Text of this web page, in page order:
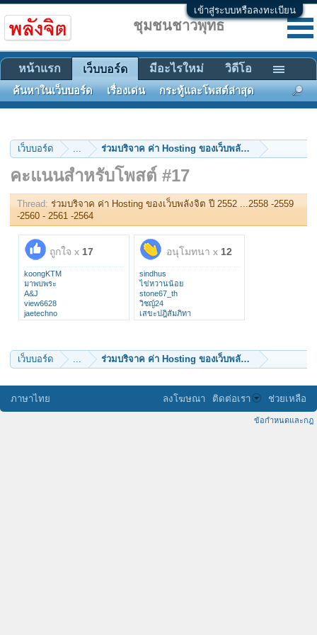
เข้าสู่ระบบหรือลงทะเบียน
เว็บบอร์ด ...
คะแนนสำหรับโพสต์ #17
Thread: ร่วมบริจาค ค่า Hosting ของเว็บพลังจิต ปี 2552 ...2558 -2559
-2560 - 2561 -2564
ถูกใจ x 17
koongKTM
มาพบพระ
A&J
view6628
jaetechno
BoonYaPast
นิลขาว
เบเบ้
พุชญา
หัวมัน
nanbatakeshi
อนุโมทนา x 12
sindhus
ไข่หวานน้อย
stone67_th
วิชญ์24
เสขะปฎิสัมภิทา
รักครอบครัว
freedomis
elm
เว็บบอร์ด ...
ชุมชนชาวพุทธ
หน้าแรก เว็บบอร์ด
ค้นหาในเว็บบอร์ด เรื่องเด่น กระทู้และโพสต์ล่าสุด
มีอะไรใหม่ วิดีโอ
ภาษาไทย ลงโฆษณา ติดต่อเรา ช่วยเหลือ
ข้อกำหนดและกฎ